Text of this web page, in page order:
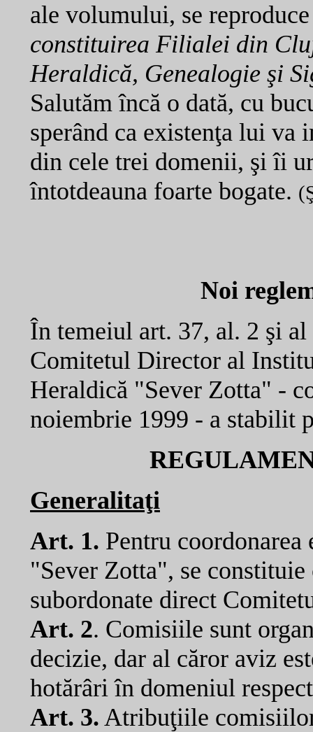
ale volumului, se
constituirea Filialei din
Heraldică, Genealogie şi
Salutăm încă o dată, cu
sperând ca existenţa lui va
din cele trei domenii, şi îi
întotdeauna foarte bogate.
Noi
În temeiul art. 37, al. 2 şi
Comitetul Director al
Heraldică "Sever Zotta" -
noiembrie 1999 - a stabilit
Generalitaţi
Art. 1. Pentru
"Sever Zotta", se
subordonate direct
Art. 2. Comisiile sunt
decizie, dar al căror aviz
hotărâri în domeniul
Art. 3. Atribuţiile